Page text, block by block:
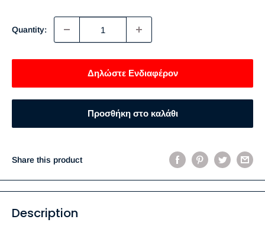
Quantity:
Δηλώστε Ενδιαφέρον
Προσθήκη στο καλάθι
Share this product
Description